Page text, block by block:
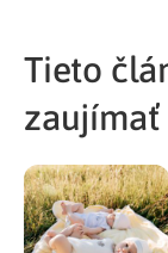
Tieto
zaujímať